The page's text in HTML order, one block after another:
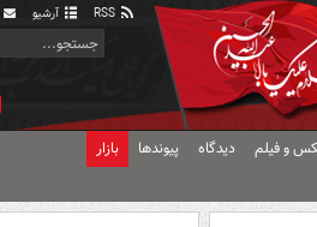
آرشیو
و فیلم دیدگاه پیوندها بازار